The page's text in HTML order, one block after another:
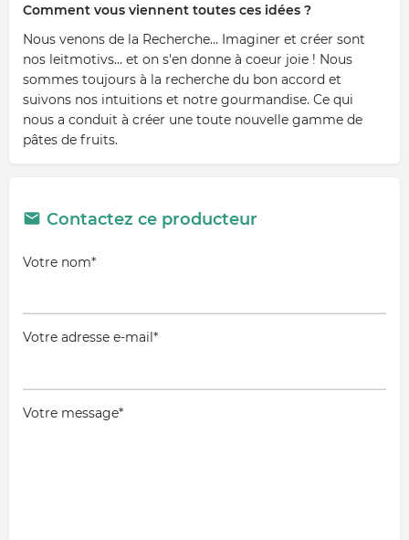
Comment vous viennent toutes ces idées ?
Nous venons de la Recherche… Imaginer et créer sont
nos leitmotivs… et on s'en donne à coeur joie ! Nous
sommes toujours à la recherche du bon accord et
suivons nos intuitions et notre gourmandise. Ce qui
nous a conduit à créer une toute nouvelle gamme de
pâtes de fruits.
Contactez ce producteur
Votre nom*
Votre adresse e-mail*
Votre message*